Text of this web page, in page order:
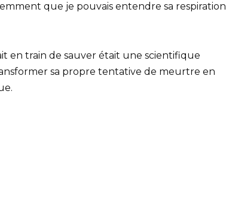
que je pouvais entendre sa respiration
en train de sauver était une scientifique
sa propre tentative de meurtre en